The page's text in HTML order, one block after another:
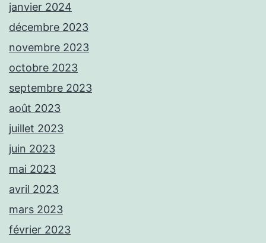
janvier 2024
décembre 2023
novembre 2023
octobre 2023
septembre 2023
août 2023
juillet 2023
juin 2023
mai 2023
avril 2023
mars 2023
février 2023